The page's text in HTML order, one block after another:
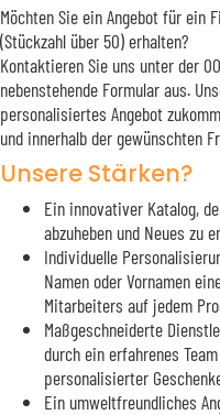
Möchten Sie ein Angebot für ein
(Stückzahl über 50) erhalten?
Kontaktieren Sie uns unter der
nebenstehende Formular aus.
personalisiertes Angebot
und innerhalb der gewünschten
Unsere Stärken?
Ein innovativer Katalog,
abzuheben und Neues zu
Individuelle
Namen oder Vornamen
Mitarbeiters auf jedem
Maßgeschneiderte
durch ein erfahrenes
personalisierter
Ein umweltfreundliches